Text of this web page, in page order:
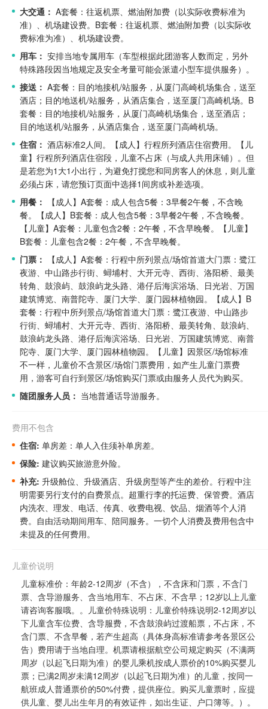
大交通： A套餐：往返机票、燃油附加费（以实际收费标准为
准）、机场建设费。 B套餐：往返机票、燃油附加费（以实际收
费标准为准）、机场建设费。
用车： 安排当地专属用车（车型根据此团游客人数而定，另外
特殊路段因当地规定及安全考量可能会派遣小型车提供服务）。
接送： A套餐：目的地接机/站服务，从厦门高崎机场集合，送至
酒店；目的地送机/站服务，从酒店集合，送至厦门高崎机场。 B
套餐：目的地接机/站服务，从厦门高崎机场集合，送至酒店；
目的地送机/站服务，从酒店集合，送至厦门高崎机场。
住宿： 酒店标准2人间。 【成人】行程所列酒店住宿费用。
【儿
童】行程所列酒店住宿段，儿童不占床（与成人共用床铺）。但
是若您为1大1小出行，为避免打搅您和同房客人的休息，则儿童
必须占床，请您预订页面中选择1间房或补差选项。
用餐：
【成人】A套餐：成人包含5餐：3早餐2午餐，不含晚
餐。
【成人】B套餐：成人包含5餐：3早餐2午餐，不含晚餐。
【儿童】A套餐：儿童包含2餐：2午餐，不含早晚餐。
【儿童】
B套餐：儿童包含2餐：2午餐，不含早晚餐。
门票：
【成人】A套餐：行程中所列景点/场馆首道大门票：鹭江
夜游、中山路步行街、蟳埔村、大开元寺、西街、洛阳桥、最美
转角、鼓浪屿、鼓浪屿龙头路、港仔后海滨浴场、日光岩、万国
建筑博览、南普陀寺、厦门大学、厦门园林植物园。
【成人】B
套餐：行程中所列景点/场馆首道大门票：鹭江夜游、中山路步
行街、蟳埔村、大开元寺、西街、洛阳桥、最美转角、鼓浪屿、
鼓浪屿龙头路、港仔后海滨浴场、日光岩、万国建筑博览、南普
陀寺、厦门大学、厦门园林植物园。
【儿童】因景区/场馆标准
不一样，儿童价不含景区/场馆门票费用，如产生儿童门票费
用，游客可自行到景区/场馆购买门票或由服务人员代为购买。
随团服务人员： 当地普通话导游服务。
费用不包含
住宿: 单房差：单人入住须补单房差。
保险: 建议购买旅游意外险。
补充: 升级舱位、升级酒店、升级房型等产生的差价。 行程中注
明需要另行支付的自费景点。 超重行李的托运费、保管费。酒店
内洗衣、理发、电话、传真、收费电视、饮品、烟酒等个人消
费。自由活动期间用车、陪同服务。一切个人消费及费用包含中
未提及的任何费用。
儿童价说明
儿童标准价：年龄2-12周岁（不含），不含床和门票，不含门
票、含导游服务、含当地用车、不占床、不含早；12岁以上儿童
请咨询客服哦。。儿童价特殊说明：儿童价特殊说明2-12周岁以
下儿童含车位费、含导服费，不含鼓浪屿过渡船票，不占床，不
含门票、不含早餐，若产生超高（具体身高标准请参考各景区公
告）费用请于当地自理。机票请根据航空公司规定购买（不满两
周岁（以起飞日期为准）的婴儿乘机按成人票价的10%购买婴儿
票；已满2周岁未满12周岁（以起飞日期为准）的儿童，按同一
航班成人普通票价的50%付费，提供座位。购买儿童票时，应提
供儿童、婴儿出生年月的有效证件，如出生证、户口簿等。）。